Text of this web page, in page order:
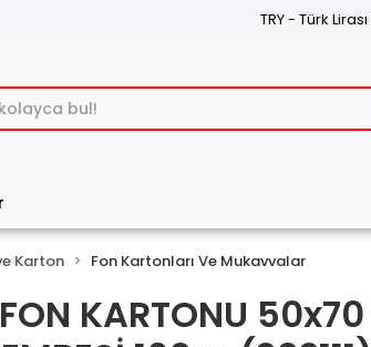
TRY - Türk Lirası
Karton Fon Kartonları Ve Mukavvalar
KARTONU 50x70